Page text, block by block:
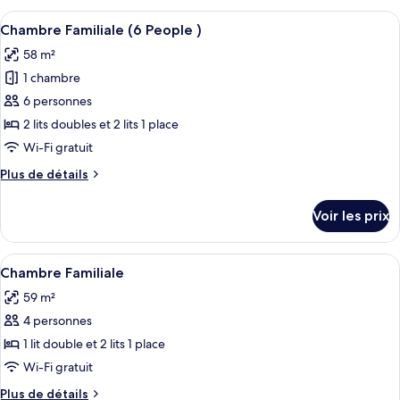
chambres,
chambres
communicantes,
vue
ville
type
de
Chambre
Quadruple
2
chambres,
chambres
communicantes,
vue
Afficher
toutes
les
photos
pour
ce
type
chambre :
(6
People
)
Une chambre d’hôtel avec deux lits,
5
Chambre Familiale (6 People )
58 m²
1 chambre
6 personnes
2 lits doubles et 2 lits 1 place
Wi-Fi gratuit
Plus de détails
Plus
le
type
de
Chambre
Familiale
People
Voir les prix
Afficher
toutes
les
photos
pour
ce
type
Une chambre d’hôtel dotée d’un
4
Chambre Familiale
59 m²
4 personnes
1 lit double et 2 lits 1 place
Wi-Fi gratuit
Plus de détails
Plus